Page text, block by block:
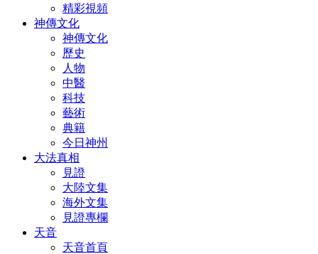
精彩視頻
神傳文化
神傳文化
歷史
人物
中醫
科技
藝術
典籍
今日神州
大法真相
見證
大陸文集
海外文集
見證專欄
天音
天音首頁